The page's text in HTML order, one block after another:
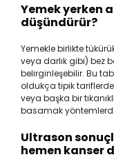
Yemek yerken
düşündürür?
Yemekle birlikte
veya darlık gibi) bez
belirginleşebilir. Bu
oldukça tipik
veya başka bir
basamak
Ultrason
hemen kanser